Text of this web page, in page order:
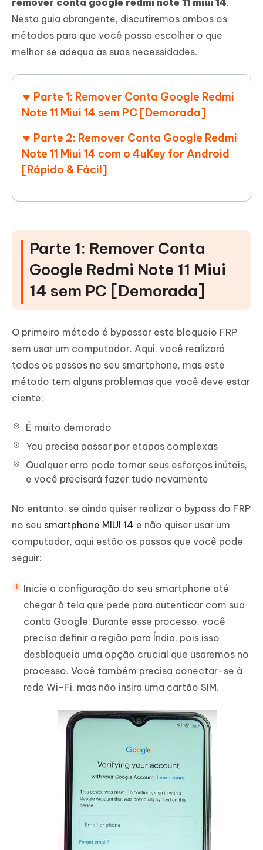
remover conta google redmi note 11 miui 14.
Nesta guia abrangente, discutiremos ambos os
métodos para que você possa escolher o que
melhor se adequa às suas necessidades.
Parte 1: Remover Conta Google Redmi
Note 11 Miui 14 sem PC [Demorada]
Parte 2: Remover Conta Google Redmi
Note 11 Miui 14 com o 4uKey for Android
[Rápido & Fácil]
Parte 1: Remover Conta
Google Redmi Note 11 Miui
14 sem PC [Demorada]
O primeiro método é bypassar este bloqueio FRP
sem usar um computador. Aqui, você realizará
todos os passos no seu smartphone, mas este
método tem alguns problemas que você deve estar
ciente:
É muito demorado
You precisa passar por etapas complexas
Qualquer erro pode tornar seus esforços inúteis,
e você precisará fazer tudo novamente
No entanto, se ainda quiser realizar o bypass do FRP
no seu smartphone MIUI 14 e não quiser usar um
computador, aqui estão os passos que você pode
seguir:
Inicie a configuração do seu smartphone até
chegar à tela que pede para autenticar com sua
conta Google. Durante esse processo, você
precisa definir a região para Índia, pois isso
desbloqueia uma opção crucial que usaremos no
processo. Você também precisa conectar-se à
rede Wi-Fi, mas não insira uma cartão SIM.